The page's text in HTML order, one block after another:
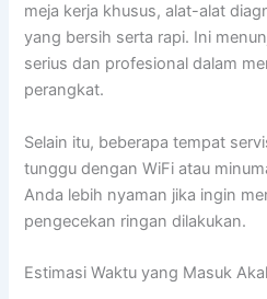
meja kerja khusus, alat-alat
yang bersih serta rapi. Ini
serius dan profesional dalam
perangkat.
Selain itu, beberapa tempat
tunggu dengan WiFi atau
Anda lebih nyaman jika ingin
pengecekan ringan dilakukan.
Estimasi Waktu yang Masuk Akal